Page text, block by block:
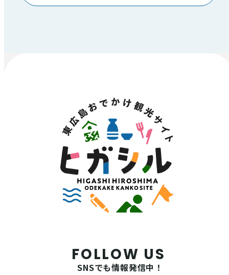
FOLLOW US
SNSでも情報発信中！